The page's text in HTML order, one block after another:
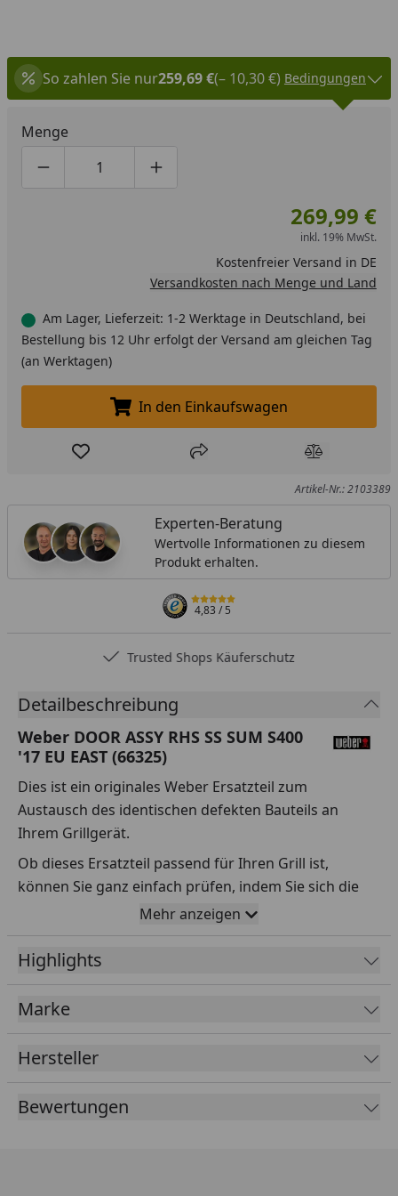
So zahlen Sie nur259,69 €(– 10,30 €) Bedingungen
Menge
Produktmenge um eins verringern
Produktmenge manuell eingeben
Produktmenge um eins erhöhen
269,99 €
inkl. 19% MwSt.
Kostenfreier Versand in DE
Versandkosten nach Menge und Land
Am Lager, Lieferzeit: 1-2 Werktage in Deutschland, bei
Bestellung bis 12 Uhr erfolgt der Versand am gleichen Tag
(an Werktagen)
In den Einkaufswagen legen
In den Einkaufswagen
Produkt zur Wunschliste hinzufügen
Teilen Produkt
Artikel-Nr.: 2103389
Experten-Beratung
Wertvolle Informationen zu diesem
Produkt erhalten.
4,83/ 5
Trusted Shops Käuferschutz
Detailbeschreibung
Weber DOOR ASSY RHS SS SUM S400
'17 EU EAST (66325)
Dies ist ein originales Weber Ersatzteil zum
Austausch des identischen defekten Bauteils an
Ihrem Grillgerät.
Ob dieses Ersatzteil passend für Ihren Grill ist,
können Sie ganz einfach prüfen, indem Sie sich die
Explosionszeichnung Ihres Grills anschauen und dort
das betreffende Teil heraussuchen.
Über die Seriennummer Ihres Grillgeräts kommen Sie
ganz einfach zur passenden Explosionszeichnung.
Geben Sie dafür die Seriennummer
Sollte Ihnen nicht bekannt sein, wo Sie die
Seriennummer finden, klicken Sie bitteHIER.
Mehr anzeigen
Highlights
Marke
Hersteller
Bewertungen